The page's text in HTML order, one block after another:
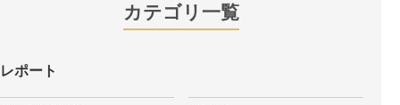
カテゴリ一覧
レポート